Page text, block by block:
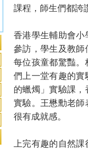
課程，師生們都誇
香港學生輔助會
參訪，學生及教
每位孩童都驚豔
們上一堂有趣的
的蠟燭」實驗課
實驗。王懋勳老
很有成就感。
上完有趣的自然